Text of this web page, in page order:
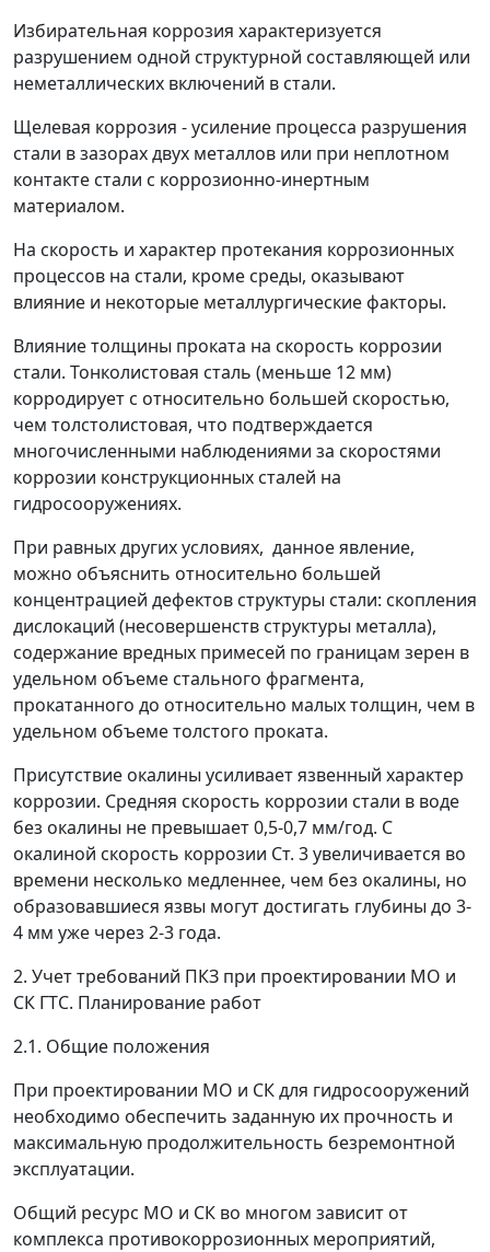
Избирательная коррозия характеризуется
разрушением одной структурной составляющей или
неметаллических включений в стали.
Щелевая коррозия - усиление процесса разрушения
стали в зазорах двух металлов или при неплотном
контакте стали с коррозионно-инертным
материалом.
На скорость и характер протекания коррозионных
процессов на стали, кроме среды, оказывают
влияние и некоторые металлургические факторы.
Влияние толщины проката на скорость коррозии
стали. Тонколистовая сталь (меньше 12 мм)
корродирует с относительно большей скоростью,
чем толстолистовая, что подтверждается
многочисленными наблюдениями за скоростями
коррозии конструкционных сталей на
гидросооружениях.
При равных других условиях, данное явление,
можно объяснить относительно большей
концентрацией дефектов структуры стали: скопления
дислокаций (несовершенств структуры металла),
содержание вредных примесей по границам зерен в
удельном объеме стального фрагмента,
прокатанного до относительно малых толщин, чем в
удельном объеме толстого проката.
Присутствие окалины усиливает язвенный характер
коррозии. Средняя скорость коррозии стали в воде
без окалины не превышает 0,5-0,7 мм/год. С
окалиной скорость коррозии Ст. 3 увеличивается во
времени несколько медленнее, чем без окалины, но
образовавшиеся язвы могут достигать глубины до 3-
4 мм уже через 2-3 года.
2. Учет требований ПКЗ при проектировании МО и
СК ГТС. Планирование работ
2.1. Общие положения
При проектировании МО и СК для гидросооружений
необходимо обеспечить заданную их прочность и
максимальную продолжительность безремонтной
эксплуатации.
Общий ресурс МО и СК во многом зависит от
комплекса противокоррозионных мероприятий,